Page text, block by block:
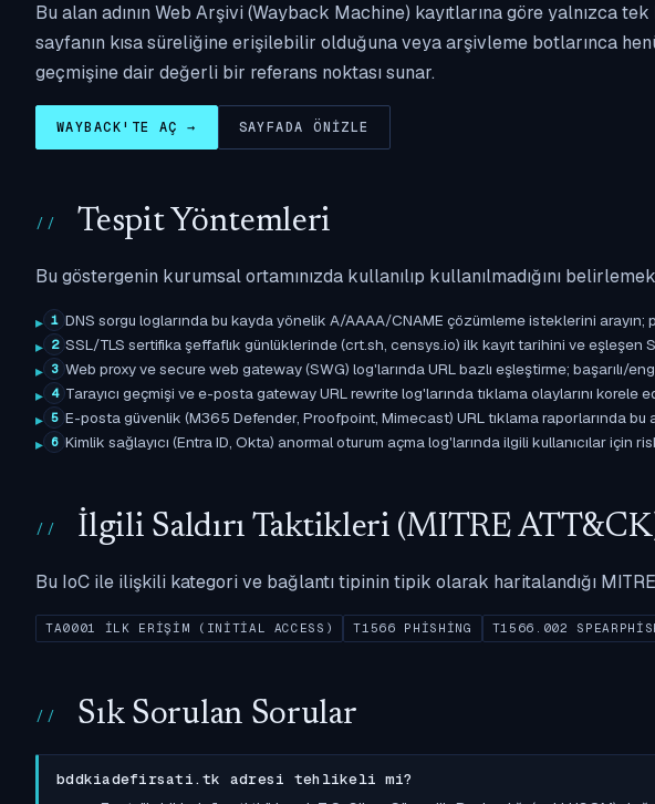
Bu alan adının Web Arşivi (Wayback Machine) kayıtlarına göre yalnızca
sayfanın kısa süreliğine erişilebilir olduğuna veya arşivleme botlarınca
geçmişine dair değerli bir referans noktası sunar.
WAYBACK'TE AÇ → SAYFADA ÖNIZLE
Tespit Yöntemleri
Bu göstergenin kurumsal ortamınızda kullanılıp kullanılmadığını
1 DNS sorgu loglarında bu kayda yönelik A/AAAA/CNAME çözümleme isteklerini
2 SSL/TLS sertifika şeffaflık günlüklerinde (crt.sh, censys.io) ilk kayıt tarihini ve eşleşen
3 Web proxy ve secure web gateway (SWG) log'larında URL bazlı eşleştirme; başarılı/
4 Tarayıcı geçmişi ve e-posta gateway URL rewrite log'larında tıklama olaylarını
5 E-posta güvenlik (M365 Defender, Proofpoint, Mimecast) URL tıklama raporlarında bu
6 Kimlik sağlayıcı (Entra ID, Okta) anormal oturum açma log'larında ilgili kullanıcılar için
İlgili Saldırı Taktikleri (MITRE
Bu IoC ile ilişkili kategori ve bağlantı tipinin tipik olarak haritalandığı
TA0001 İLK ERIŞIM (INITIAL ACCESS) T1566 PHISHING T1566.002
Sık Sorulan Sorular
bddkiadefirsati.tk adresi tehlikeli mi?